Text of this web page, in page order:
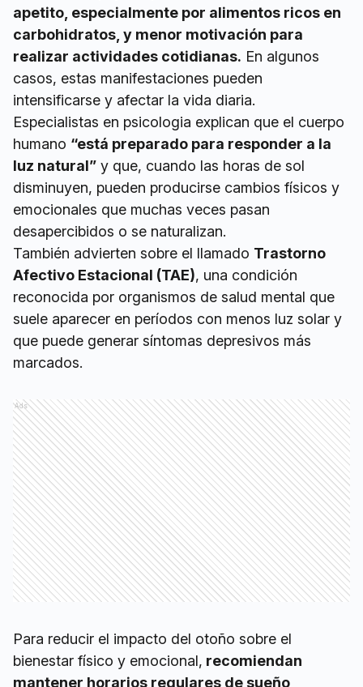
apetito, especialmente por alimentos ricos en
carbohidratos, y menor motivación para
realizar actividades cotidianas. En algunos
casos, estas manifestaciones pueden
intensificarse y afectar la vida diaria.
Especialistas en psicologia explican que el cuerpo
humano “está preparado para responder a la
luz natural” y que, cuando las horas de sol
disminuyen, pueden producirse cambios físicos y
emocionales que muchas veces pasan
desapercibidos o se naturalizan.
También advierten sobre el llamado Trastorno
Afectivo Estacional (TAE), una condición
reconocida por organismos de salud mental que
suele aparecer en períodos con menos luz solar y
que puede generar síntomas depresivos más
marcados.
Ads
Para reducir el impacto del otoño sobre el
bienestar físico y emocional, recomiendan
mantener horarios regulares de sueño,